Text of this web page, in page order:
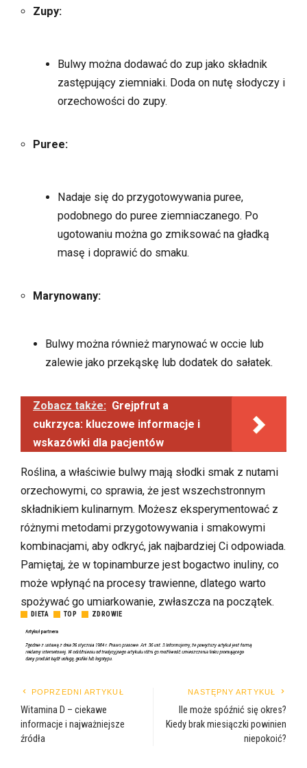
Zupy:
Bulwy można dodawać do zup jako składnik
zastępujący ziemniaki. Doda on nutę słodyczy i
orzechowości do zupy.
Puree:
Nadaje się do przygotowywania puree,
podobnego do puree ziemniaczanego. Po
ugotowaniu można go zmiksować na gładką
masę i doprawić do smaku.
Marynowany:
Bulwy można również marynować w occie lub
zalewie jako przekąskę lub dodatek do sałatek.
Zobacz także: Grejpfrut a
cukrzyca: kluczowe informacje i
wskazówki dla pacjentów
Roślina, a właściwie bulwy mają słodki smak z nutami
orzechowymi, co sprawia, że jest wszechstronnym
składnikiem kulinarnym. Możesz eksperymentować z
różnymi metodami przygotowywania i smakowymi
kombinacjami, aby odkryć, jak najbardziej Ci odpowiada.
Pamiętaj, że w topinamburze jest bogactwo inuliny, co
może wpłynąć na procesy trawienne, dlatego warto
spożywać go umiarkowanie, zwłaszcza na początek.
DIETA TOP ZDROWIE
POPRZEDNI ARTYKUŁ
Witamina D – ciekawe
informacje i najważniejsze
źródła
NASTĘPNY ARTYKUŁ
Ile może spóźnić się okres?
Kiedy brak miesiączki powinien
niepokoić?